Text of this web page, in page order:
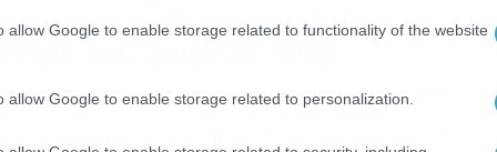
allow Google to enable storage related to functionality of the website
allow Google to enable storage related to personalization.
πύθωνας ανεβαίνει σε
και… μαγεύει (vid)
πλάνα δείχνουν έναν πύθωνα στο εθνικό πάρκο
στην Ταϊλάνδη να τυλίγεται γύρω από τον κορμό ενός